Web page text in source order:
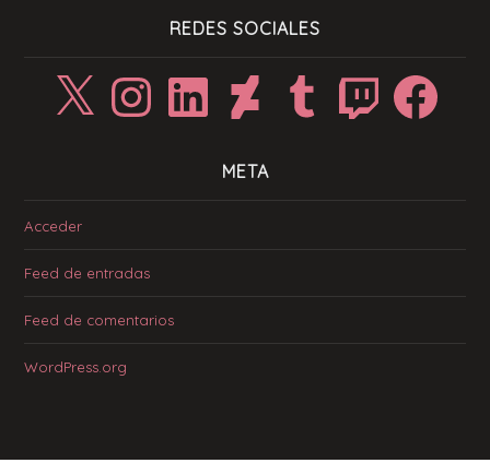
REDES SOCIALES
InstagramLinkedIn DeviantArtTumblr Twitch Facebook
META
Acceder
Feed de entradas
Feed de comentarios
WordPress.org